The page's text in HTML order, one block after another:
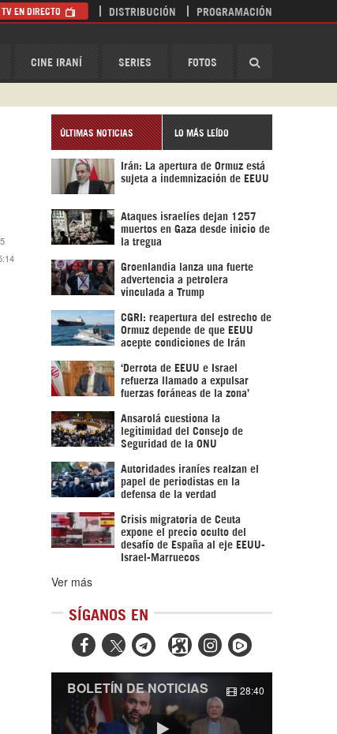
CINE IRANÍ SERIES FOTOS
TV EN DIRECTO DISTRIBUCIÓN PROGRAMACIÓN
ÚLTIMAS NOTICIAS LO MÁS LEÍDO
Irán: La apertura de Ormuz está
sujeta a indemnización de EEUU
Ataques israelíes dejan 1257
muertos en Gaza desde inicio de
la tregua
Groenlandia lanza una fuerte
advertencia a petrolera
vinculada a Trump
CGRI: reapertura del estrecho de
Ormuz depende de que EEUU
acepte condiciones de Irán
‘Derrota de EEUU e Israel
refuerza llamado a expulsar
fuerzas foráneas de la zona’
Ansarolá cuestiona la
legitimidad del Consejo de
Seguridad de la ONU
Autoridades iraníes realzan el
papel de periodistas en la
defensa de la verdad
Crisis migratoria de Ceuta
expone el precio oculto del
desafío de España al eje EEUU-
Israel-Marruecos
Ver más
SÍGANOS EN
  
BOLETÍN DE NOTICIAS 28:40